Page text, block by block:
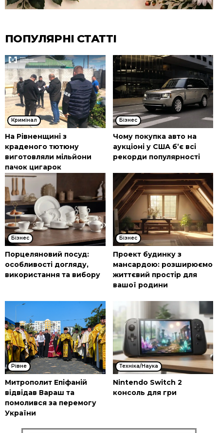
ПОПУЛЯРНІ СТАТТІ
Кримінал
На Рівненщині з
краденого тютюну
виготовляли мільйони
пачок цигарок
Бізнес
Чому покупка авто на
аукціоні у США б’є всі
рекорди популярності
Бізнес
Порцеляновий посуд:
особливості догляду,
використання та вибору
Бізнес
Проект будинку з
мансардою: розширюємо
життєвий простір для
вашої родини
Рівне
Митрополит Епіфаній
відвідав Вараш та
помолився за перемогу
України
Техніка/Наука
Nintendo Switch 2
консоль для гри